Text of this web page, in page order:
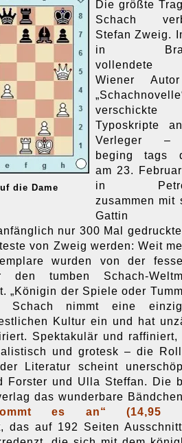
die Dame
Die größte
Schach
Stefan Zweig.
in
Wiener
Typoskripte
Verleger –
beging tags
am 23.
in
zusammen mit
Gattin
nur 300 Mal
von Zweig werden: Weit
wurden von der
den tumben Schach-
„Königin der Spiele oder
Schach nimmt eine
Kultur ein und hat
Spektakulär und raffiniert,
und grotesk – die
Literatur scheint
Forster und Ulla Steffan. Die
das wunderbare
es an“ (14,95
das auf 192 Seiten